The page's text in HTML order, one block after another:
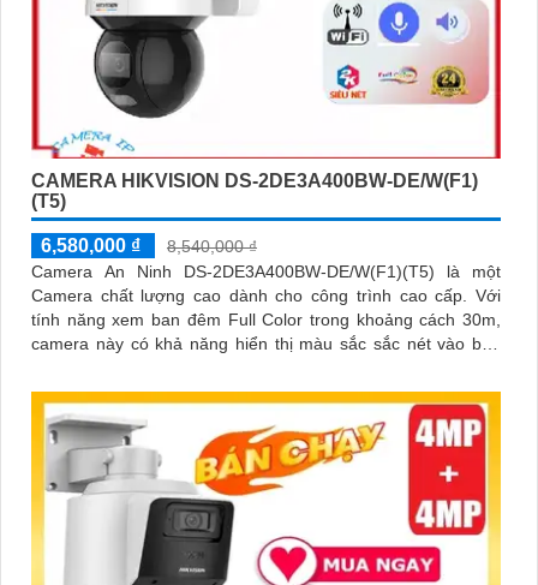
CAMERA HIKVISION DS-2DE3A400BW-DE/W(F1)
(T5)
6,580,000 ₫
8,540,000 ₫
Camera An Ninh DS-2DE3A400BW-DE/W(F1)(T5) là một
Camera chất lượng cao dành cho công trình cao cấp. Với
tính năng xem ban đêm Full Color trong khoảng cách 30m,
camera này có khả năng hiển thị màu sắc sắc nét vào ban